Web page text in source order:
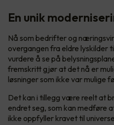
En unik
Nå som bedrifter og
overgangen fra eldre lyskilder
vurdere å se på
fremskritt gjør at det nå er
løsninger som ikke var mulige
Det kan i tillegg være reelt at
endret seg, som kan medføre
ikke oppfyller kravet til